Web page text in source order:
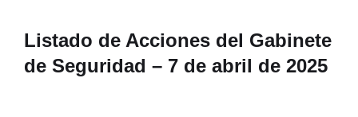
Listado de Acciones del Gabinete
de Seguridad – 7 de abril de 2025